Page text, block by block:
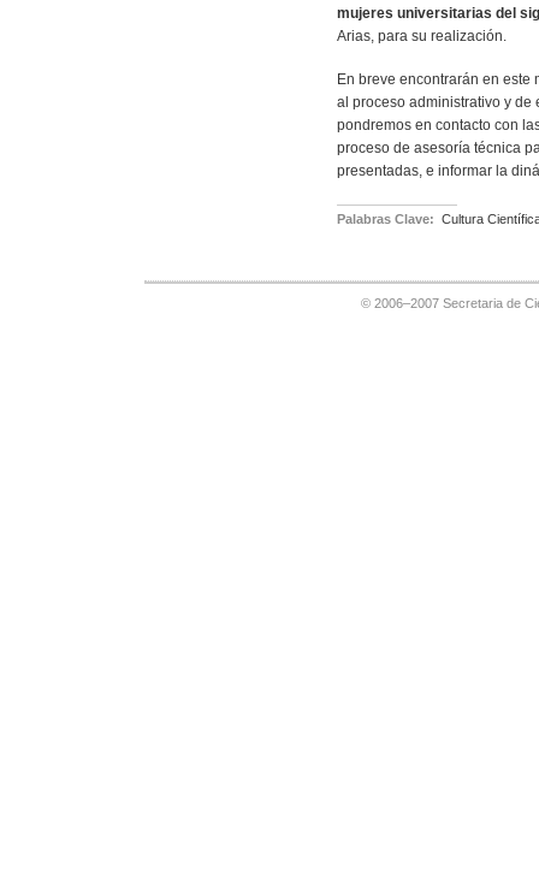
mujeres universitarias del
Arias, para su realización.
En breve encontrarán en
al proceso administrativo y de
pondremos en contacto con
proceso de asesoría técnica
presentadas, e informar la
Palabras Clave: Cultura
© 2006–2007 Secretaria de